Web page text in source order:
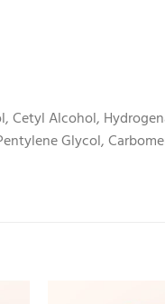
Cetyl Alcohol,
Glycol,